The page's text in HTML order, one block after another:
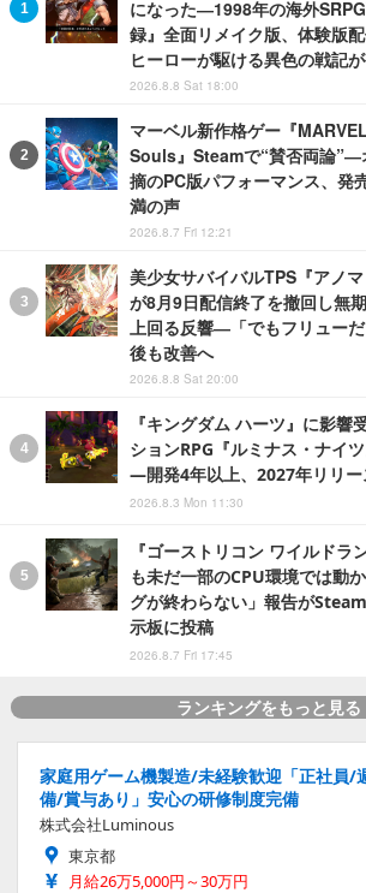
になった―1998年の海外
録』全面リメイク版、体験版
ヒーローが駆ける異色の戦記
2026.8.8 Sat 18:00
マーベル新作格ゲー『
Souls』Steamで“賛否両論”―
摘のPC版パフォーマンス、発
満の声
2026.8.7 Fri 12:21
美少女サバイバルTPS『アノ
が8月9日配信終了を撤回し無
上回る反響―「でもフリュー
後も改善へ
2026.8.8 Sat 20:00
『キングダム ハーツ』に影響
ションRPG『ルミナス・ナイ
―開発4年以上、2027年リリー
2026.8.3 Mon 11:30
『ゴーストリコン ワイルドラ
も未だ一部のCPU環境では動
グが終わらない」報告が
示板に投稿
2026.8.7 Fri 17:45
ランキングをもっと見る
家庭用ゲーム機製造/未経験歓迎「正社員/
備/賞与あり」安心の研修制度完備
株式会社Luminous
東京都
月給26万5,000円～30万円